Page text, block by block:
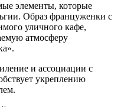
элементы, которые
Образ француженки с
уличного кафе,
атмосферу
и ассоциации с
укреплению